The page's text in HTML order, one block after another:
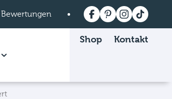
Bewertungen Versandkostenfrei
of Über mera page.
Shop Kontakt